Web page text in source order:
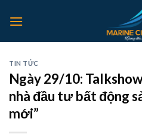
TIN TỨC
Ngày 29/10:
nhà đầu tư bất động
mới”